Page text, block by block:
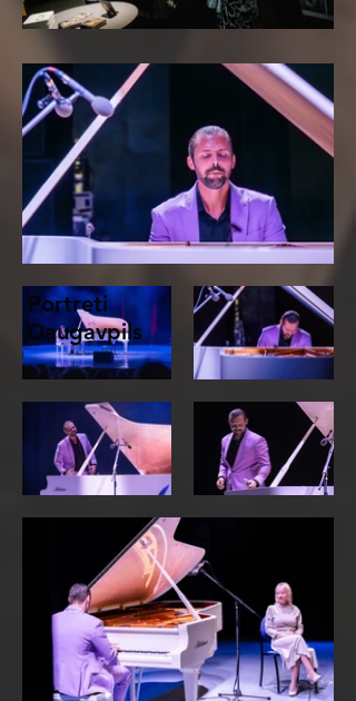
Portreti
Daugavpils